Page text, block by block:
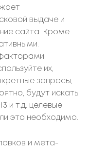
выдаче и
сайта. Кроме
их,
запросы,
будут искать.
и т.д. целевые
это необходимо.
и мета-